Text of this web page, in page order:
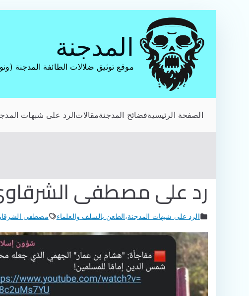
المحتوى
المدجنة
موقع توثيق ضلالات الطائفة المدجنة
الصفحة الرئيسيةفضائح المدجنةمقالاتالرد على شبهات
رد على مصطفى
الرد على شبهات المدجنة،الطعن بالسلف والعلماء مصطفى